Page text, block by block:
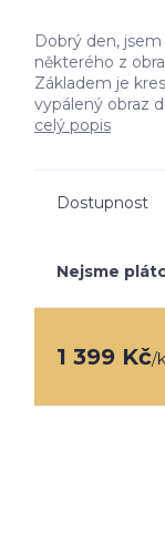
Dobrý den,
některého z
Základem je
vypálený obraz
celý popis
Dostupnost
Nejsme
1 399 Kč/